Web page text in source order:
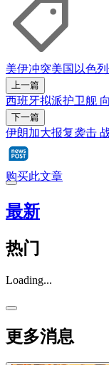
美伊冲突美国 以色列
上一篇
西班牙拟派护卫舰
下一篇
伊朗加大报复袭击
购买此文章
最新
热门
Loading...
更多消息